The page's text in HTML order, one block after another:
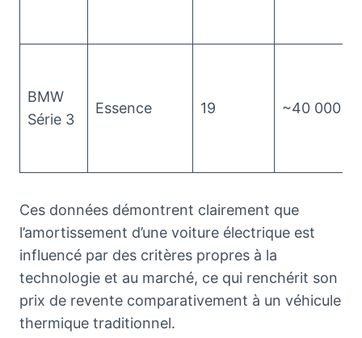
BMW
Série 3
Essence 19 ~40 000
Ces données démontrent clairement que
l’amortissement d’une voiture électrique est
influencé par des critères propres à la
technologie et au marché, ce qui renchérit son
prix de revente comparativement à un véhicule
thermique traditionnel.